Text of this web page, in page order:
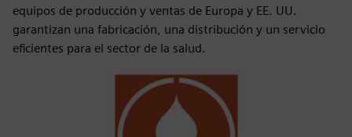
equipos de producción y ventas de Europa y EE. UU.
garantizan una fabricación, una distribución y un servicio
eficientes para el sector de la salud.